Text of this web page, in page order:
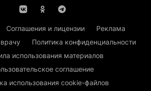
Соглашения и лицензии
Реклама
Политика конфиденциальности
использования материалов
соглашение
использования cookie-файлов